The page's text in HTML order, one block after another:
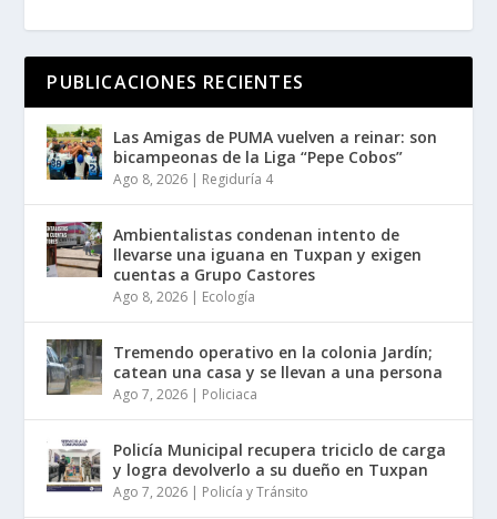
PUBLICACIONES RECIENTES
Las Amigas de PUMA vuelven a reinar: son
bicampeonas de la Liga “Pepe Cobos”
Ago 8, 2026 | Regiduría 4
Ambientalistas condenan intento de
llevarse una iguana en Tuxpan y exigen
cuentas a Grupo Castores
Ago 8, 2026 | Ecología
Tremendo operativo en la colonia Jardín;
catean una casa y se llevan a una persona
Ago 7, 2026 | Policiaca
Policía Municipal recupera triciclo de carga
y logra devolverlo a su dueño en Tuxpan
Ago 7, 2026 | Policía y Tránsito